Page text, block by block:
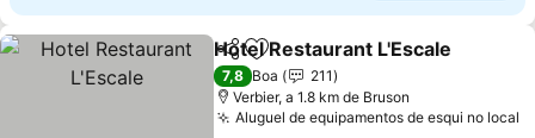
PartilharAdicionar aos favoritos
Hotel Restaurant L'Escale
7,8 Boa
211
Verbier, a 1.8 km de Bruson
Aluguel de equipamentos de esqui no local